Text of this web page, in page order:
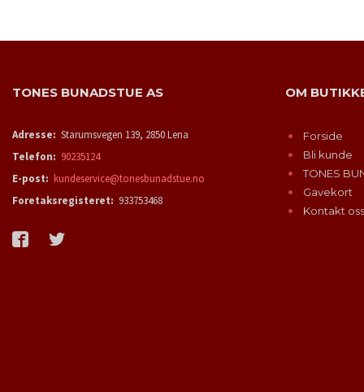
TONES BUNADSTUE AS
Adresse: Starumsvegen 139, 2850 Lena
Telefon: 90235124
E-post: kundeservice@tonesbunadstue.no
Foretaksregisteret: 933753468
OM
Forside
Bli kunde
TONES
Gavekort
Kontakt oss